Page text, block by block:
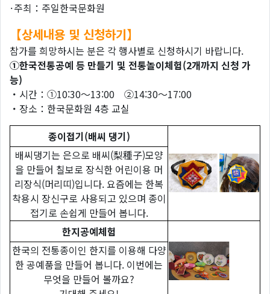
·주최：주일한국문화원
【상세내용 및 신청하기】
참가를 희망하시는 분은 각 행사별로 신청하시기 바랍니다.
①한국전통공예 등 만들기 및 전통놀이체험(2개까지 신청 가
능)
・시간：①10:30～13:00 ②14:30～17:00
・장소：한국문화원 4층 교실
종이접기(배씨 댕기)
배씨댕기는 은으로 배씨(梨種子)모양
을 만들어 칠보로 장식한 어린이용 머
리장식(머리띠)입니다. 요즘에는 한복
착용시 장신구로 사용되고 있으며 종이
접기로 손쉽게 만들어 봅니다.
한지공예체험
한국의 전통종이인 한지를 이용해 다양
한 공예품을 만들어 봅니다. 이번에는
무엇을 만들어 볼까요?